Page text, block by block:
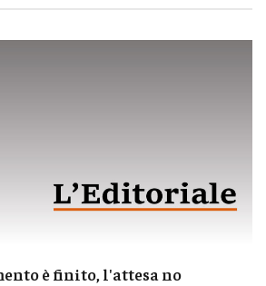
è finito, l'attesa no